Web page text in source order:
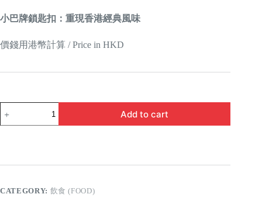
小巴牌鎖匙扣：重現香港經典風味
價錢用港幣計算 / Price in HKD
炒
Add to cart
CATEGORY: 飲食 (FOOD)